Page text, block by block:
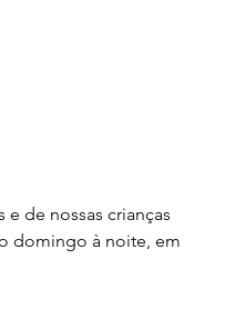
e de nossas crianças
domingo à noite, em